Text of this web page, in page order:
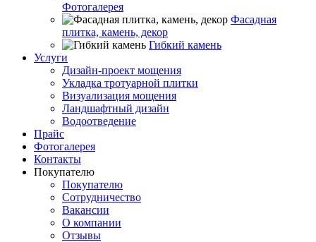
Фотогалерея
Фасадная
плитка, камень, декор
Гибкий камень
Услуги
Дизайн-проект мощения
Укладка тротуарной плитки
Визуализация мощения
Ландшафтный дизайн
Водоотведение
Прайс
Фотогалерея
Контакты
Покупателю
Покупателю
Сотрудничество
Вакансии
О компании
Отзывы